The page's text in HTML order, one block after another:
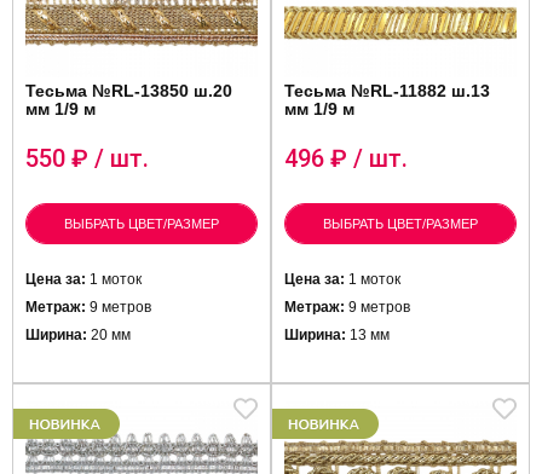
Тесьма №RL-13850 ш.20
мм 1/9 м
550 ₽ / шт.
ВЫБРАТЬ ЦВЕТ/РАЗМЕР
Цена за: 1 моток
Метраж: 9 метров
Ширина: 20 мм
Тесьма №RL-11882 ш.13
мм 1/9 м
496 ₽ / шт.
ВЫБРАТЬ ЦВЕТ/РАЗМЕР
Цена за: 1 моток
Метраж: 9 метров
Ширина: 13 мм